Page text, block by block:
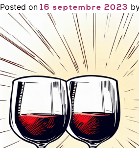
Posted on 16 septembre 2023